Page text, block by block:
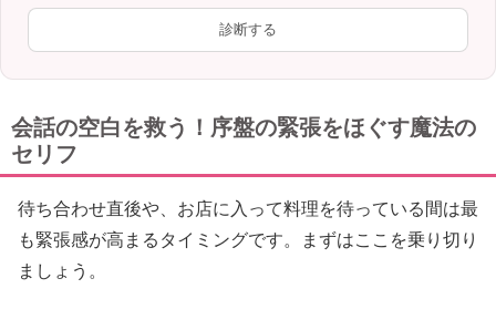
診断する
会話の空白を救う！序盤の緊張をほぐす魔法の
セリフ
待ち合わせ直後や、お店に入って料理を待っている間は最
も緊張感が高まるタイミングです。まずはここを乗り切り
ましょう。